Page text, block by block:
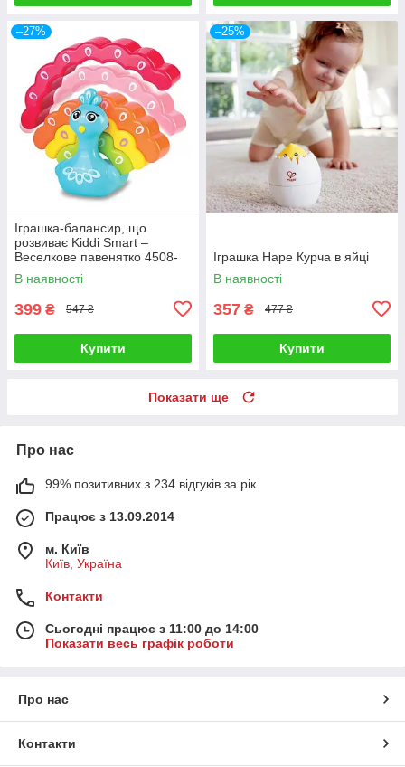
–27%
Іграшка-балансир, що
розвиває Kiddi Smart –
Веселкове павенятко 4508-
KS
В наявності
399 ₴ 547 ₴
Купити
–25%
Іграшка Hape Курча в яйці
В наявності
357 ₴ 477 ₴
Купити
Показати ще
Про нас
99% позитивних з 234 відгуків за рік
Працює з 13.09.2014
м. Київ
Київ, Україна
Контакти
Сьогодні працює з 11:00 до 14:00
Показати весь графік роботи
Про нас
Контакти